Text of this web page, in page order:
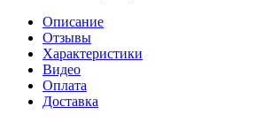
Описание
Отзывы
Характеристики
Видео
Оплата
Доставка